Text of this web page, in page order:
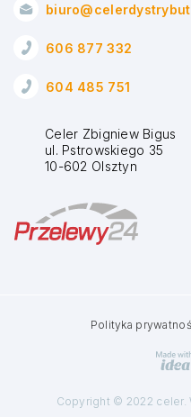
606 877 332
604 485 751
Celer Zbigniew Bigus
ul. Pstrowskiego 35
10-602 Olsztyn
Polityka
Copyright © 2022 celer.